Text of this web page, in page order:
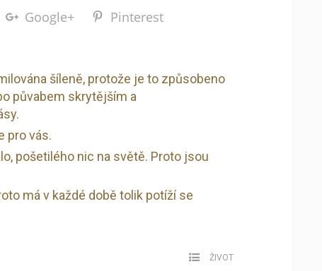
Google+ Pinterest
šíleně, protože je to způsobeno
půvabem skrytějším a
pro vás.
pošetilého nic na světě. Proto jsou
má v každé době tolik potíží se
ŽIVOT